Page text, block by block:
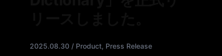
2025.08.30 / Product, Press Release